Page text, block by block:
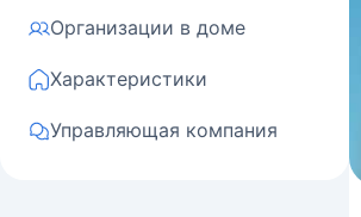
Организации в доме
Характеристики
Управляющая компания